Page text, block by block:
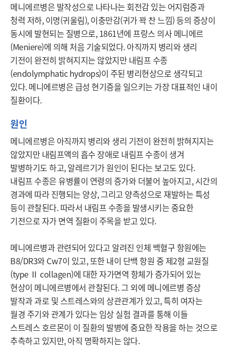
메니에르병은 발작성으로 나타나는 회전감 있는 어지럼증과
청력 저하, 이명(귀울림), 이충만감(귀가 꽉 찬 느낌) 등의 증상이
동시에 발현되는 질병으로, 1861년에 프랑스 의사 메니에르
(Meniere)에 의해 처음 기술되었다. 아직까지 병리와 생리
기전이 완전히 밝혀지지는 않았지만 내림프 수종
(endolymphatic hydrops)이 주된 병리현상으로 생각되고
있다. 메니에르병은 급성 현기증을 일으키는 가장 대표적인 내이
질환이다.
원인
메니에르병은 아직까지 병리와 생리 기전이 완전히 밝혀지지는
않았지만 내림프액의 흡수 장애로 내림프 수종이 생겨
발병하기도 하고, 알레르기가 원인이 된다는 보고도 있다.
내림프 수종은 유병률이 연령의 증가와 더불어 높아지고, 시간의
경과에 따라 진행되는 양상, 그리고 양측성으로 재발하는 특성
등이 관찰된다. 따라서 내림프 수종을 발생시키는 중요한
기전으로 자가 면역 질환이 주목을 받고 있다.
메니에르병과 관련되어 있다고 알려진 인체 백혈구 항원에는
B8/DR3와 Cw7이 있고, 또한 내이 단백 항원 중 제2형 교원질
(type Ⅱ collagen)에 대한 자가면역 항체가 증가되어 있는
현상이 메니에르병에서 관찰된다. 그 외에 메니에르병 증상
발작과 과로 및 스트레스와의 상관관계가 있고, 특히 여자는
월경 주기와 관계가 있다는 임상 실험 결과를 통해 이들
스트레스 호르몬이 이 질환의 발병에 중요한 작용을 하는 것으로
추측하고 있지만, 아직 명확하지는 않다.